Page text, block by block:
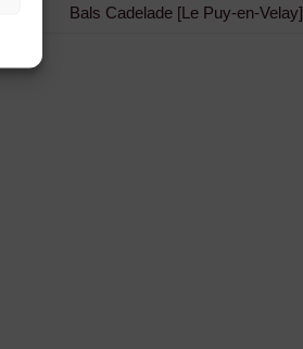
Bals Cadelade [Le Puy-en-Velay]